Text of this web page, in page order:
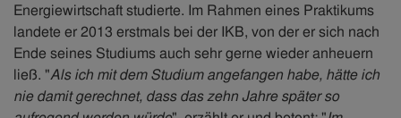
Energiewirtschaft studierte. Im Rahmen eines Praktikums
landete er 2013 erstmals bei der IKB, von der er sich nach
Ende seines Studiums auch sehr gerne wieder anheuern
ließ. "Als ich mit dem Studium angefangen habe, hätte ich
nie damit gerechnet, dass das zehn Jahre später so